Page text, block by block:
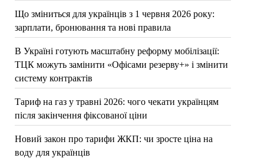
Що зміниться для українців з 1 червня 2026 року:
зарплати, бронювання та нові правила
В Україні готують масштабну реформу мобілізації:
ТЦК можуть замінити «Офісами резерву+» і змінити
систему контрактів
Тариф на газ у травні 2026: чого чекати українцям
після закінчення фіксованої ціни
Новий закон про тарифи ЖКП: чи зросте ціна на
воду для українців